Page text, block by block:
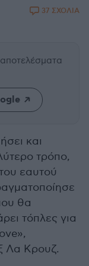
37 ΣΧΟΛΙΑ
και
τρόπο,
εαυτού
θα
τόπλες για
Λα Κρουζ.